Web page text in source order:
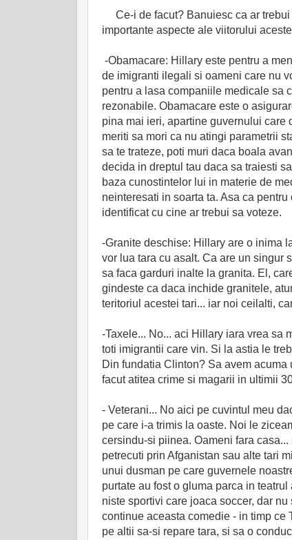
Ce-i de facut? Banuiesc ca ar trebui
importante aspecte ale viitorului
-Obamacare: Hillary este pentru a
de imigranti ilegali si oameni care nu
pentru a lasa companiile medicale sa
rezonabile. Obamacare este o
pina mai ieri, apartine guvernului care
meriti sa mori ca nu atingi parametrii
sa te trateze, poti muri daca boala
decida in dreptul tau daca sa traiesti
baza cunostintelor lui in materie de
neinteresati in soarta ta. Asa ca
identificat cu cine ar trebui sa voteze.
-Granite deschise: Hillary are o inima
vor lua tara cu asalt. Ca are un singur
sa faca garduri inalte la granita. El,
gindeste ca daca inchide granitele,
teritoriul acestei tari... iar noi ceilalti,
-Taxele... No... aci Hillary iara vrea sa
toti imigrantii care vin. Si la astia le
Din fundatia Clinton? Sa avem
facut atitea crime si magarii in ultimii
- Veterani... No aici pe cuvintul meu
pe care i-a trimis la oaste. Noi le
cersindu-si piinea. Oameni fara
petrecuti prin Afganistan sau alte tari
unui dusman pe care guvernele
purtate au fost o gluma parca in
niste sportivi care joaca soccer, dar
continue aceasta comedie - in timp
pe altii sa-si repare tara, si sa o